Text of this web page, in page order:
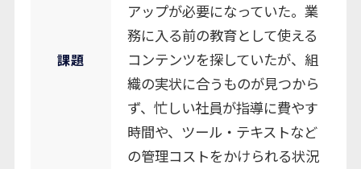
課題
アップが必要になっていた。業
務に入る前の教育として使える
コンテンツを探していたが、組
織の実状に合うものが見つから
ず、忙しい社員が指導に費やす
時間や、ツール・テキストなど
の管理コストをかけられる状況